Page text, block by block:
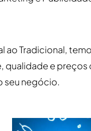
ao Tradicional,
qualidade e
seu negócio.